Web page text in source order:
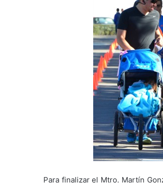
Para finalizar el Mtro. Martín